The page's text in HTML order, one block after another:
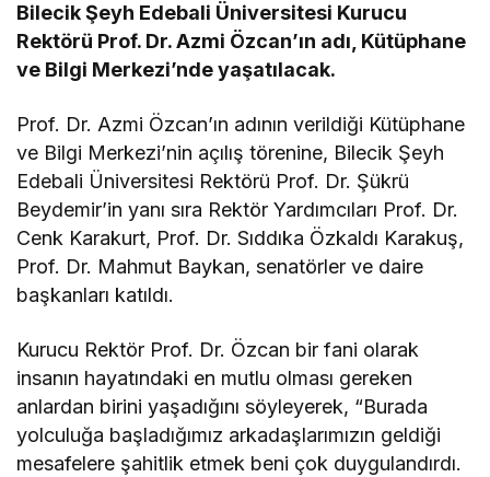
Bilecik Şeyh Edebali Üniversitesi Kurucu
Rektörü Prof. Dr. Azmi Özcan’ın adı, Kütüphane
ve Bilgi Merkezi’nde yaşatılacak.
Prof. Dr. Azmi Özcan’ın adının verildiği Kütüphane
ve Bilgi Merkezi’nin açılış törenine, Bilecik Şeyh
Edebali Üniversitesi Rektörü Prof. Dr. Şükrü
Beydemir’in yanı sıra Rektör Yardımcıları Prof. Dr.
Cenk Karakurt, Prof. Dr. Sıddıka Özkaldı Karakuş,
Prof. Dr. Mahmut Baykan, senatörler ve daire
başkanları katıldı.
Kurucu Rektör Prof. Dr. Özcan bir fani olarak
insanın hayatındaki en mutlu olması gereken
anlardan birini yaşadığını söyleyerek, “Burada
yolculuğa başladığımız arkadaşlarımızın geldiği
mesafelere şahitlik etmek beni çok duygulandırdı.